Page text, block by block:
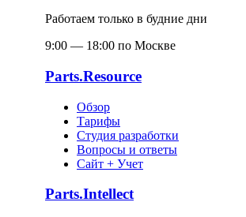
Работаем только в будние дни
9:00 — 18:00 по Москве
Parts.Resource
Обзор
Тарифы
Студия разработки
Вопросы и ответы
Сайт + Учет
Parts.Intellect